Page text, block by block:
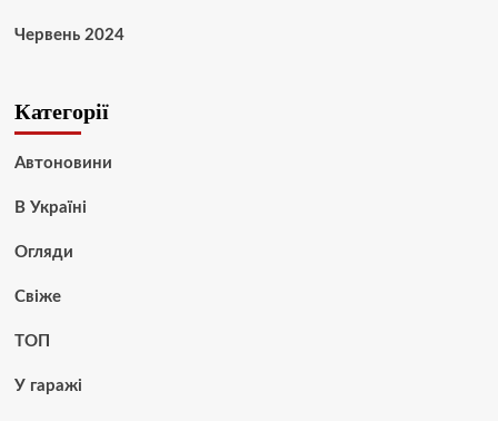
Червень 2024
Категорії
Автоновини
В Україні
Огляди
Свіже
ТОП
У гаражі